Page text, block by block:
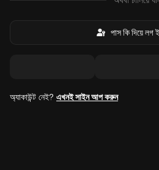
পাস কি দিয়ে লগ
অ্যাকাউন্ট নেই? এখনই সাইন আপ করুন